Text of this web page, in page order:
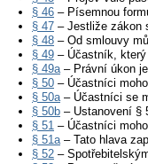
§ 46 – Písemnou
§ 47 – Jestliže zákon
§ 48 – Od smlouvy
§ 49 – Účastník,
§ 49a– Právní úkon
§ 50 – Účastníci
§ 50a– Účastníci se
§ 50b – Ustanovení §
§ 51 – Účastníci
§ 51a– Tato hlava
§ 52 –